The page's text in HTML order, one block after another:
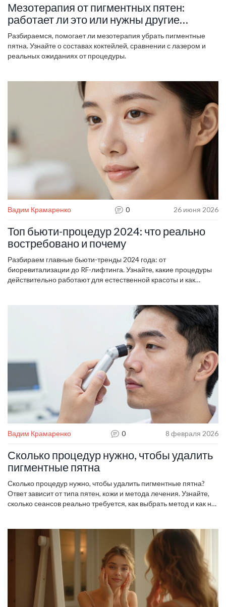
Мезотерапия от пигментных пятен:
работает ли это или нужны другие
методы?
Разбираемся, помогает ли мезотерапия убрать пигментные
пятна. Узнайте о составах коктейлей, сравнении с лазером и
реальных ожиданиях от процедуры.
Вадим Крамаренко 0 26 июня 2026
Топ бьюти-процедур 2024: что реально
востребовано и почему
Разбираем главные бьюти-тренды 2024 года: от
биоревитализации до RF-лифтинга. Узнайте, какие процедуры
действительно работают для естественной красоты и как
Вадим Крамаренко 0 8 февраля 2026
Сколько процедур нужно, чтобы удалить
пигментные пятна
Сколько процедур нужно, чтобы удалить пигментные пятна?
Ответ зависит от типа пятен, кожи и метода лечения. Узнайте,
сколько сеансов реально требуется, как выбрать метод и как не